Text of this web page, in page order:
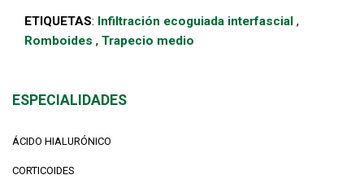
ETIQUETAS: Infiltración ecoguiada interfascial ,
Romboides , Trapecio medio
ESPECIALIDADES
ÁCIDO HIALURÓNICO
CORTICOIDES